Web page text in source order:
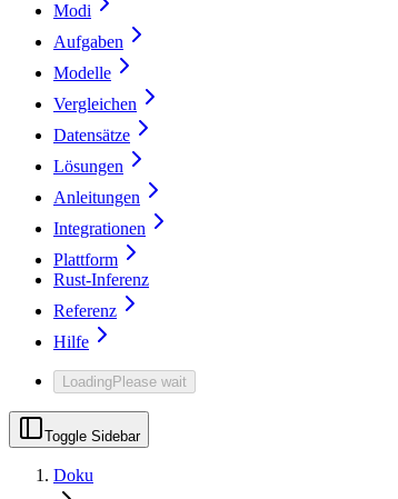
Modi
Aufgaben
Modelle
Vergleichen
Datensätze
Lösungen
Anleitungen
Integrationen
Plattform
Rust-Inferenz
Referenz
Hilfe
LoadingPlease wait
Toggle Sidebar
Doku